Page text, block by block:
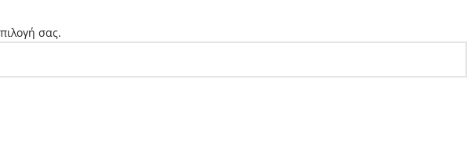
σας.